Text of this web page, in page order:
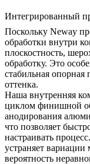
Интегрированный
Поскольку Neway
обработки внутри
плоскостность,
обработку. Это
стабильная опорная
оттенка.
Наша внутренняя
циклом финишной
анодирования
что позволяет
настраивать
устраняет
вероятность